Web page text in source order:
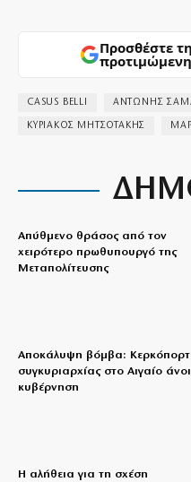
Προσθέστε
CASUS BELLI ΑΝΤΩΝΗΣ
ΚΥΡΙΑΚΟΣ ΜΗΤΣΟΤΑΚΗΣ
Απύθμενο θράσος από τον
χειρότερο πρωθυπουργό της
Μεταπολίτευσης
Αποκάλυψη βόμβα:
συγκυριαρχίας στο Αιγαίο
κυβέρνηση
Η αλήθεια για τη σχέση